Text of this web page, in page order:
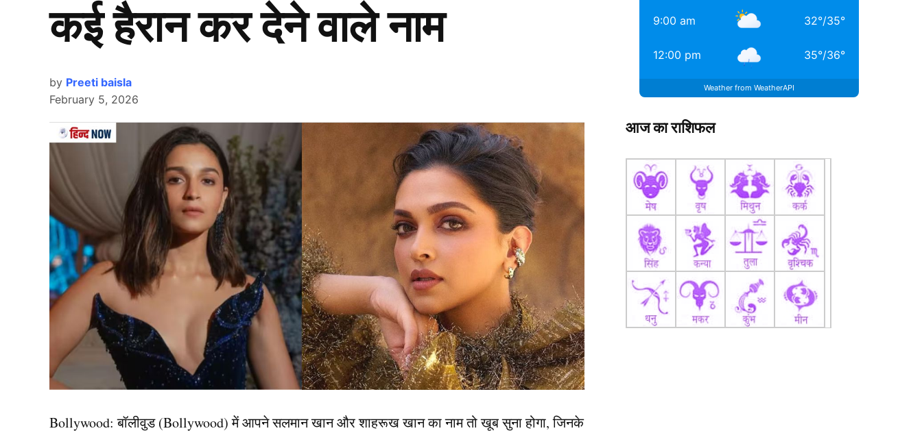
लड़के के पिता के मुताबिक महिला से किसी बात (Crime News) को लेकर कहासुनी हो गई थी। गुस्से में आकर
महिला ने बच्चे पर हमला कर दिया। यहाँ दो पक्षों में झगड़े के दौरान एक महिला ने किशोर का प्राइवेट पार्ट काट
लिया। यह घटना तब हुई जब दो पक्षों में विवाद हो रहा था।
इस दौरान महिला मारपीट पर उतर आई और इसके बाद इस वारदात को अंजाम दिया था। किशोर जब दर्द से कराहने
लगा और राहत की गुहार लगाने लगा तो परिजनों ने उसे तुरंत अस्पताल में भर्ती कराया।
कई हैरान कर देने वाले नाम
by Preeti baisla
February 5, 2026
Bollywood:बॉलीवुड (Bollywood)में आपने सलमान खान और शाहरूख खान का नाम तो खूब सुना होगा, जिनके
9:00 am 32°/35°
12:00 pm 35°/36°
Weather from WeatherAPI
आज का राशिफल